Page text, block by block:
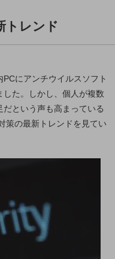
トレンド
にアンチウイルスソフト
た。しかし、個人が複数
という声も高まっている
策の最新トレンドを見てい